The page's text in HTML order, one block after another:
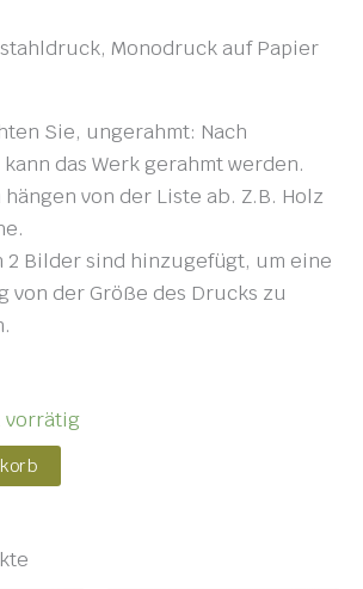
Monodruck auf Papier
Sie, ungerahmt: Nach
das Werk gerahmt werden.
hängen von der Liste ab. Z.B. Holz
2 Bilder sind hinzugefügt, um eine
von der Größe des Drucks zu
vorrätig